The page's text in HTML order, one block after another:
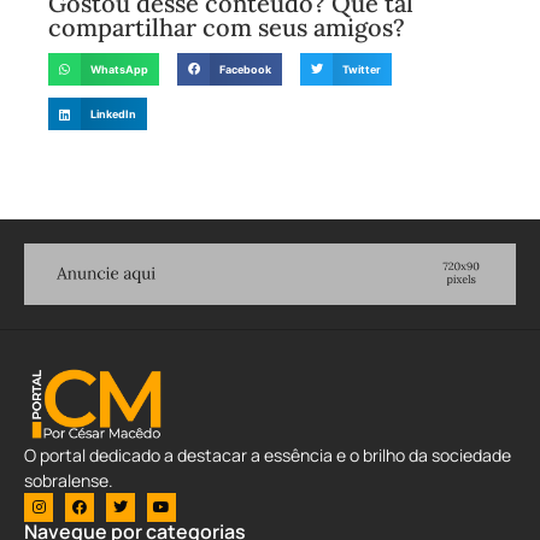
compartilhar com seus amigos?
WhatsApp Facebook Twitter
LinkedIn
O portal dedicado a destacar a essência e o brilho da sociedade
sobralense.
Navegue por categorias